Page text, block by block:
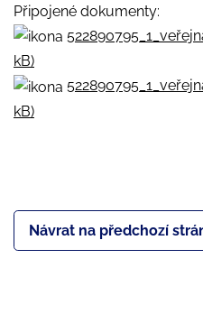
Připojené dokumenty:
kB)
kB)
Návrat na předchozí